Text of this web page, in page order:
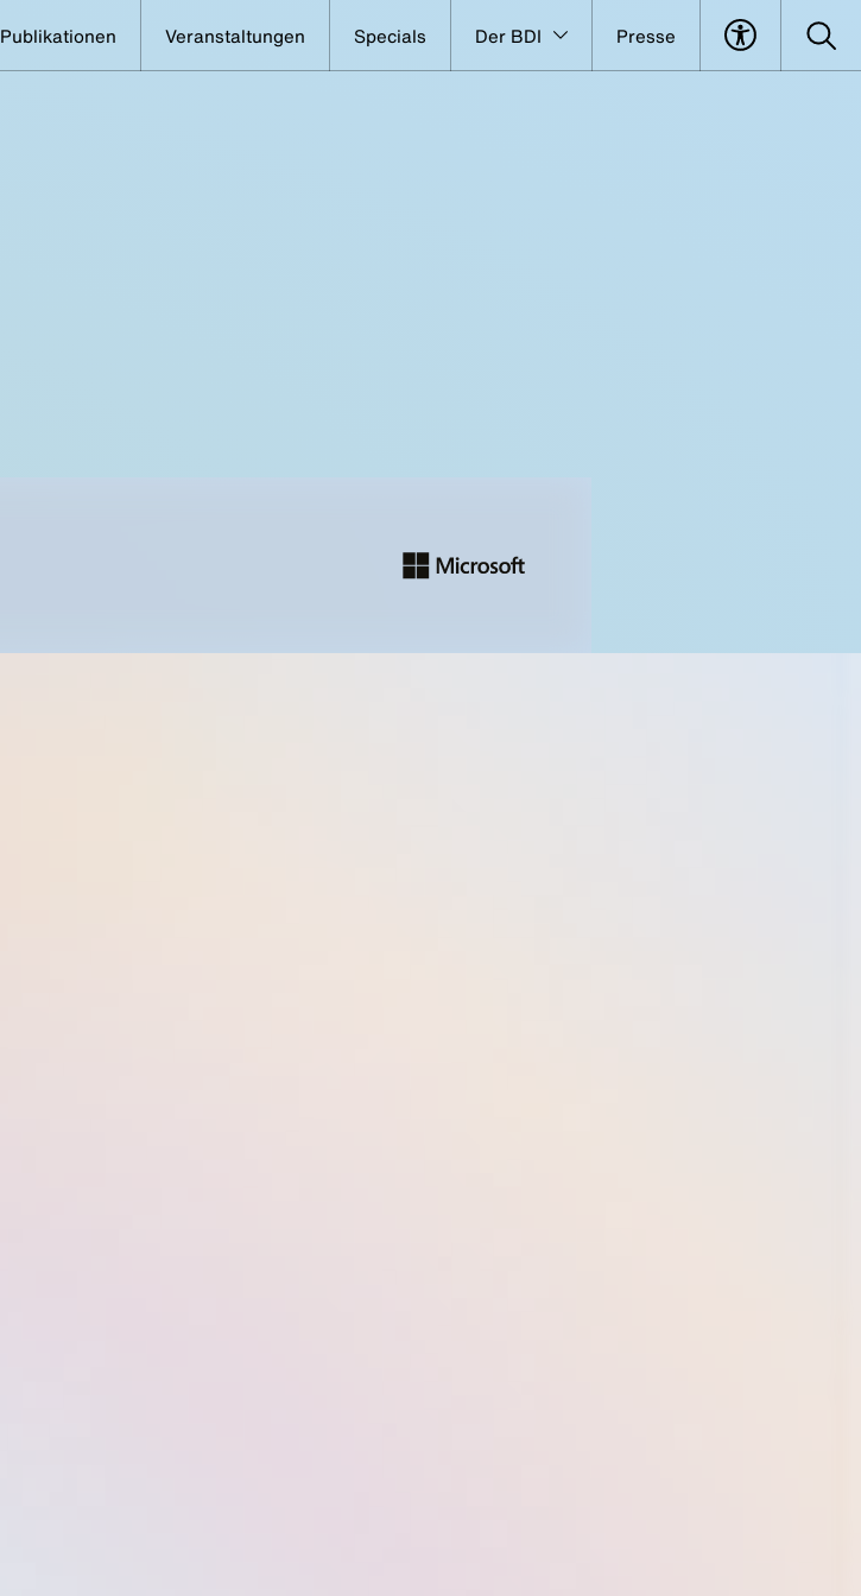
Publikationen Veranstaltungen Specials Der BDI Presse